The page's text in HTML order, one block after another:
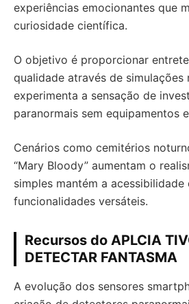
experiências emocionantes que
curiosidade científica.
O objetivo é proporcionar
qualidade através de simulações
experimenta a sensação de
paranormais sem equipamentos
Cenários como cemitérios
“Mary Bloody” aumentam o
simples mantém a
funcionalidades versáteis.
Recursos do APLCIA
DETECTAR FANTASMA
A evolução dos sensores